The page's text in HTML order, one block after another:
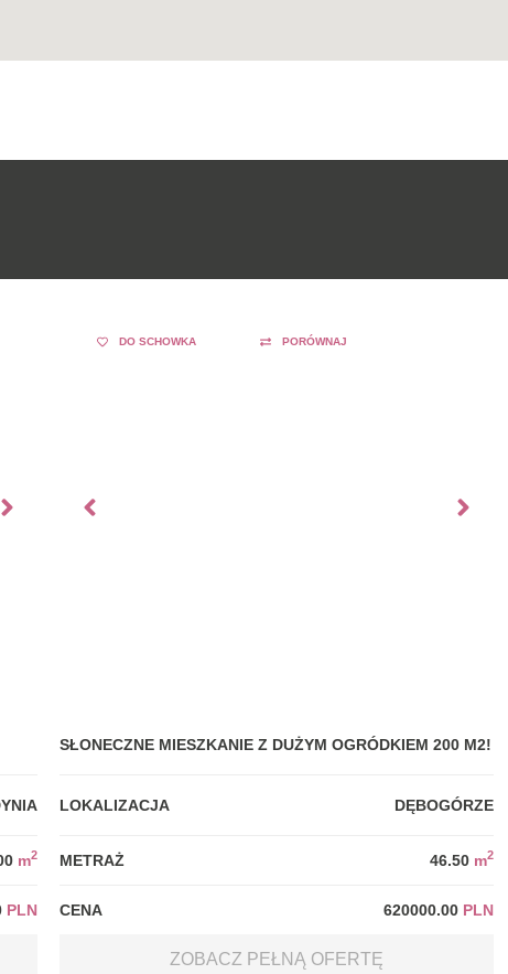
m2
PLN
DO SCHOWKA PORÓWNAJ
SŁONECZNE MIESZKANIE Z DUŻYM OGRÓDKIEM 200 M2!
LOKALIZACJA DĘBOGÓRZE
METRAŻ 46.50 m2
CENA 620000.00 PLN
ZOBACZ PEŁNĄ OFERTĘ